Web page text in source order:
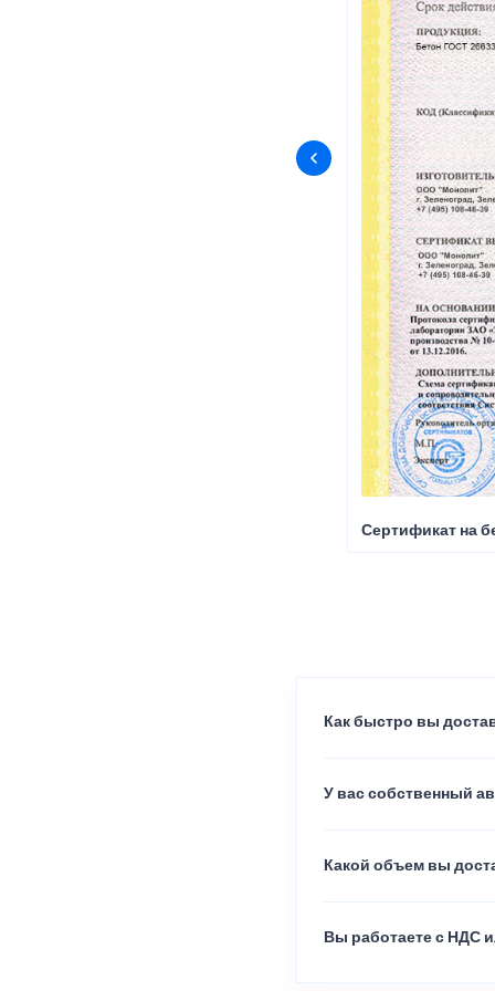
Сертификат на
Как быстро вы
У вас собственный
Какой объем вы
Вы работаете с НДС